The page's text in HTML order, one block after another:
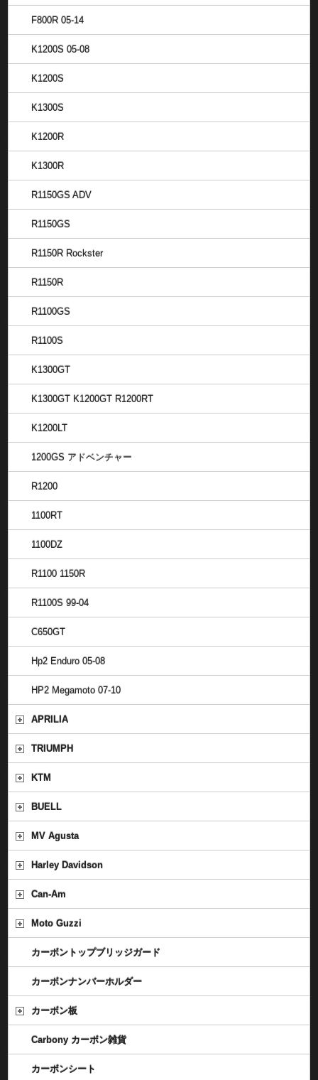
F800R 05-14
K1200S 05-08
K1200S
K1300S
K1200R
K1300R
R1150GS ADV
R1150GS
R1150R Rockster
R1150R
R1100GS
R1100S
K1300GT
K1300GT K1200GT R1200RT
K1200LT
1200GS アドベンチャー
R1200
1100RT
1100DZ
R1100 1150R
R1100S 99-04
C650GT
Hp2 Enduro 05-08
HP2 Megamoto 07-10
APRILIA
TRIUMPH
KTM
BUELL
MV Agusta
Harley Davidson
Can-Am
Moto Guzzi
カーボントップブリッジガード
カーボンナンバーホルダー
カーボン板
Carbony カーボン雑貨
カーボンシート